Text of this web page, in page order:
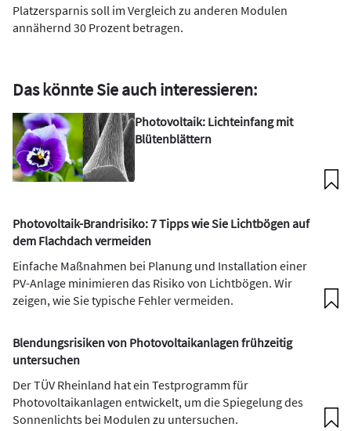
Platzersparnis soll im Vergleich zu anderen Modulen
annähernd 30 Prozent betragen.
Das könnte Sie auch interessieren:
Photovoltaik: Lichteinfang mit
Blütenblättern
Photovoltaik-Brandrisiko: 7 Tipps wie Sie Lichtbögen auf
dem Flachdach vermeiden
Einfache Maßnahmen bei Planung und Installation einer
PV-Anlage minimieren das Risiko von Lichtbögen. Wir
zeigen, wie Sie typische Fehler vermeiden.
Blendungsrisiken von Photovoltaikanlagen frühzeitig
untersuchen
Der TÜV Rheinland hat ein Testprogramm für
Photovoltaikanlagen entwickelt, um die Spiegelung des
Sonnenlichts bei Modulen zu untersuchen.